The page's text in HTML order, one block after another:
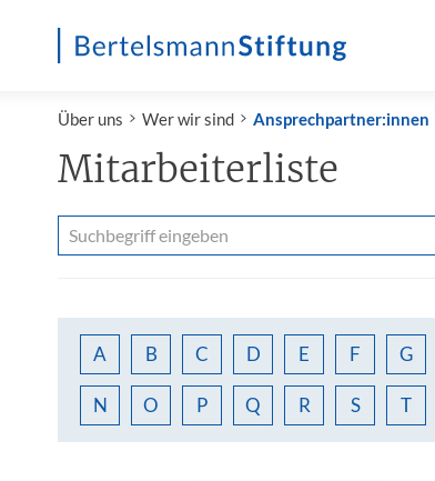
Startseite
Über uns Wer wir sind Ansprechpartner:innen
Mitarbeiterliste
A B C D E F G
N O P Q R S T